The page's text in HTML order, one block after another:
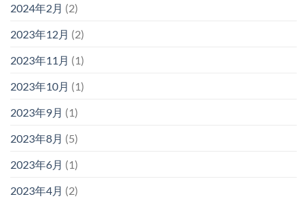
2024年2月 (2)
2023年12月 (2)
2023年11月 (1)
2023年10月 (1)
2023年9月 (1)
2023年8月 (5)
2023年6月 (1)
2023年4月 (2)